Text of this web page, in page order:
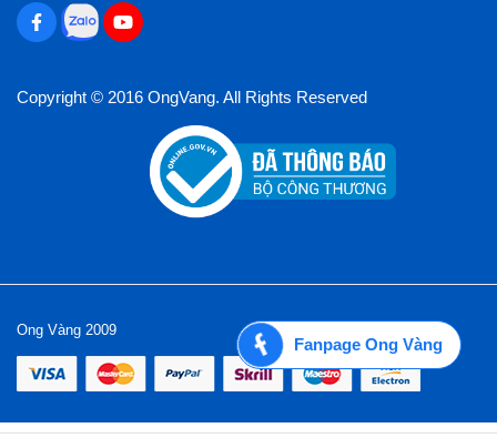
Copyright © 2016 OngVang. All Rights Reserved
Ong Vàng 2009
Fanpage Ong Vàng